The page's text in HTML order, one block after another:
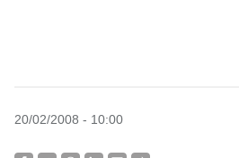
20/02/2008 - 10:00